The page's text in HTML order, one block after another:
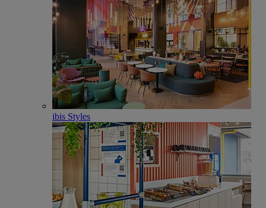
ibis Styles